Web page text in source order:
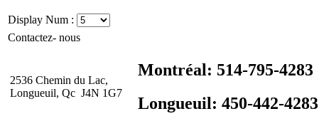
Display Num :
Contactez- nous
2536 Chemin du Lac,
Longueuil, Qc J4N 1G7
Montréal: 514-795-4283
Longueuil: 450-442-4283